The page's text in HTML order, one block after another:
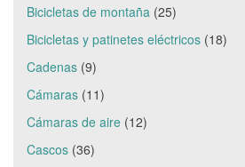
Bicicletas de montaña (25)
Bicicletas y patinetes eléctricos (18)
Cadenas (9)
Cámaras (11)
Cámaras de aire (12)
Cascos (36)